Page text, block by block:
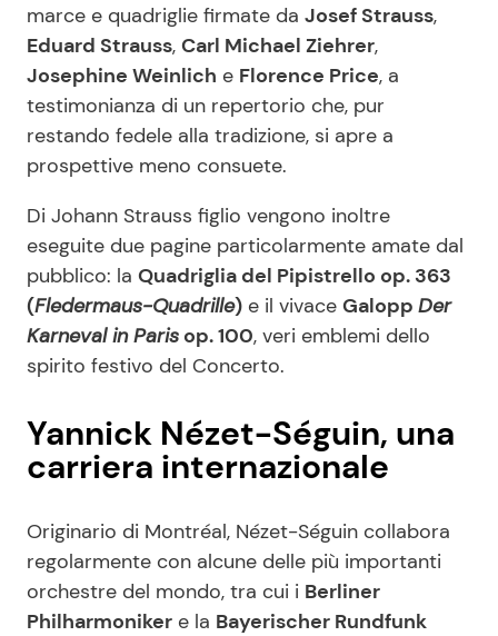
marce e quadriglie firmate da Josef Strauss,
Eduard Strauss, Carl Michael Ziehrer,
Josephine Weinlich e Florence Price, a
testimonianza di un repertorio che, pur
restando fedele alla tradizione, si apre a
prospettive meno consuete.
Di Johann Strauss figlio vengono inoltre
eseguite due pagine particolarmente amate dal
pubblico: la Quadriglia del Pipistrello op. 363
(Fledermaus-Quadrille) e il vivace Galopp Der
Karneval in Paris op. 100, veri emblemi dello
spirito festivo del Concerto.
Yannick Nézet-Séguin, una
carriera internazionale
Originario di Montréal, Nézet-Séguin collabora
regolarmente con alcune delle più importanti
orchestre del mondo, tra cui i Berliner
Philharmoniker e la Bayerischer Rundfunk